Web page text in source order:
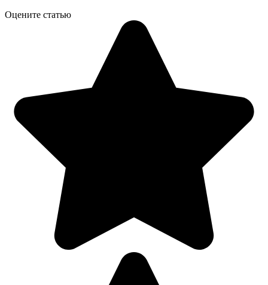
Оцените статью